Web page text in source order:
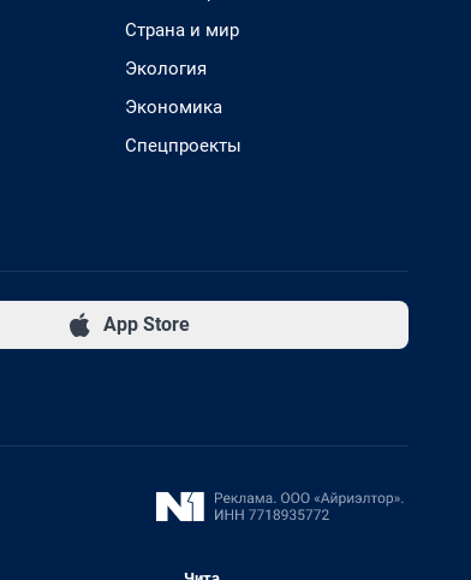
Страна и мир
Экология
Экономика
Спецпроекты
App Store